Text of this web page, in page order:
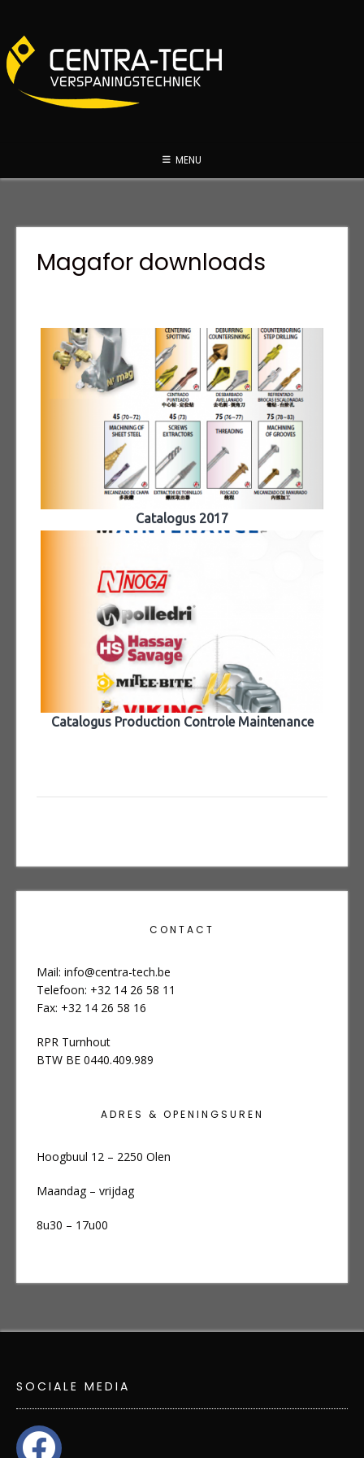
inhoud
MENU
Magafor downloads
Catalogus 2017
Catalogus Production Controle Maintenance
CONTACT
Mail: info@centra-tech.be
Telefoon: +32 14 26 58 11
Fax: +32 14 26 58 16
RPR Turnhout
BTW BE 0440.409.989
ADRES & OPENINGSUREN
Hoogbuul 12 – 2250 Olen
Maandag – vrijdag
8u30 – 17u00
SOCIALE MEDIA
facebook